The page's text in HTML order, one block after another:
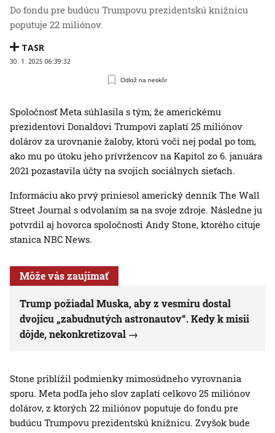
Do fondu pre budúcu Trumpovu prezidentskú knižnicu
poputuje 22 miliónov.
TASR
30. 1. 2025 06:39:32
Odlož na neskôr
Spoločnosť Meta súhlasila s tým, že americkému
prezidentovi Donaldovi Trumpovi zaplatí 25 miliónov
dolárov za urovnanie žaloby, ktorú voči nej podal po tom,
ako mu po útoku jeho prívržencov na Kapitol zo 6. januára
2021 pozastavila účty na svojich sociálnych sieťach.
Informáciu ako prvý priniesol americký denník The Wall
Street Journal s odvolaním sa na svoje zdroje. Následne ju
potvrdil aj hovorca spoločnosti Andy Stone, ktorého cituje
stanica NBC News.
Môže vás zaujímať
Trump požiadal Muska, aby z vesmíru dostal
dvojicu „zabudnutých astronautov“. Kedy k misii
dôjde, nekonkretizoval
Stone priblížil podmienky mimosúdneho vyrovnania
sporu. Meta podľa jeho slov zaplatí celkovo 25 miliónov
dolárov, z ktorých 22 miliónov poputuje do fondu pre
budúcu Trumpovu prezidentskú knižnicu. Zvyšok bude